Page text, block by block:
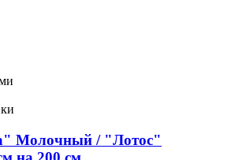
Молочный / "Лотос"